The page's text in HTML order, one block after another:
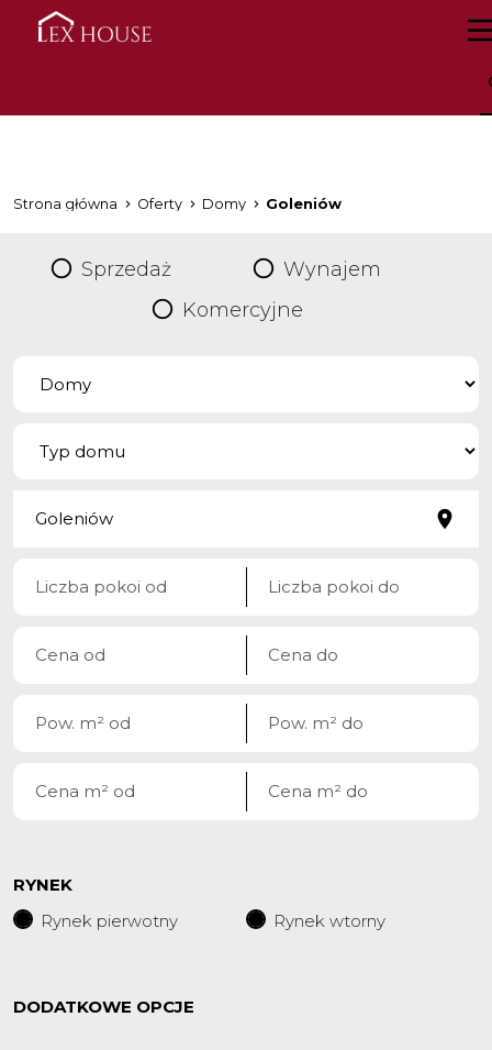
Strona główna Oferty Domy Goleniów
Sprzedaż
Wynajem
Komercyjne
RYNEK
Rynek pierwotny
Rynek wtorny
DODATKOWE OPCJE